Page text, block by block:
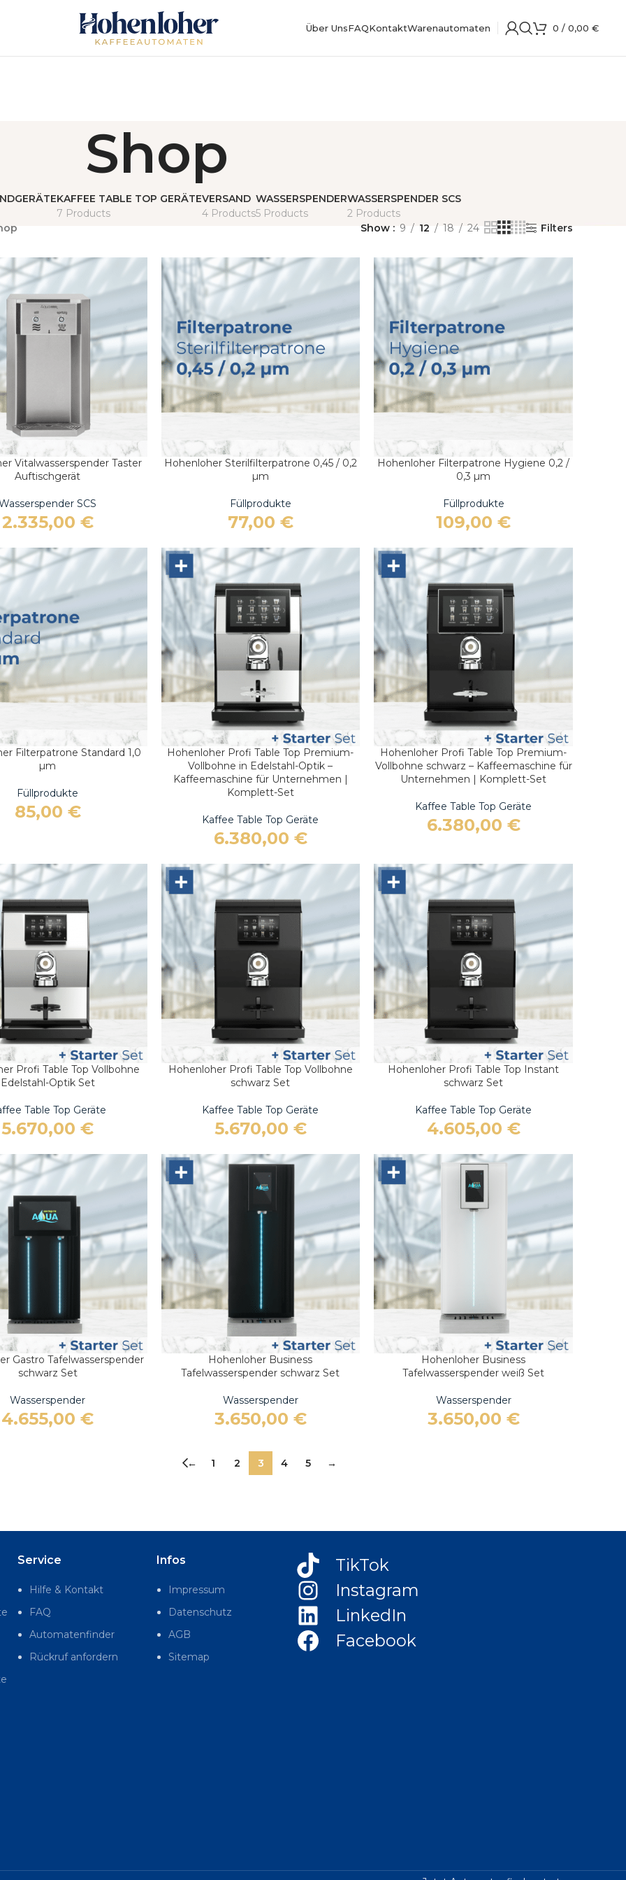
Sie brauchen Hilfe bei der
Auswahl?
Automatenfinder startenDirekt Kontakt aufnehmen
im Überblick
Sie brauchen Hilfe bei der
Auswahl?
Automatenfinder starten Direkt Kontakt
Über UnsFAQKontaktWarenautomaten 0/ 0,00€
Shop
KAFFEE TABLE TOP GERÄTE
7 Products
VERSAND
4 Products
WASSERSPENDER
5 Products
WASSERSPENDER SCS
2 Products
Show 9 12 18 24 Filters
Vitalwasserspender Taster
Auftischgerät
SCS
2.335,00 €
IN DEN WARENKORB
Hohenloher Sterilfilterpatrone 0,45 / 0,2
µm
Füllprodukte
77,00 €
IN DEN WARENKORB
Hohenloher Filterpatrone Hygiene 0,2 /
0,3 µm
Füllprodukte
109,00€
Filterpatrone Standard 1,0
µm
Füllprodukte
85,00 €
IN DEN WARENKORB
Hohenloher Profi Table Top Premium-
Vollbohne in Edelstahl-Optik –
Kaffeemaschine für Unternehmen |
Komplett-Set
Kaffee Table Top Geräte
6.380,00 €
IN DEN WARENKORB
Hohenloher Profi Table Top Premium-
Vollbohne schwarz – Kaffeemaschine für
Unternehmen | Komplett-Set
Kaffee Table Top Geräte
6.380,00 €
Profi Table Top Vollbohne
Edelstahl-Optik Set
Table Top Geräte
5.670,00€
IN DEN WARENKORB
Hohenloher Profi Table Top Vollbohne
schwarz Set
Kaffee Table Top Geräte
5.670,00 €
IN DEN WARENKORB
Hohenloher Profi Table Top Instant
schwarz Set
Kaffee Table Top Geräte
4.605,00 €
Gastro Tafelwasserspender
schwarz Set
Wasserspender
4.655,00€
IN DEN WARENKORB
Hohenloher Business
Tafelwasserspender schwarz Set
Wasserspender
3.650,00 €
IN DEN WARENKORB
Hohenloher Business
Tafelwasserspender weiß Set
Wasserspender
3.650,00 €
← 1 2 3 4 5 →
Service
Hilfe & Kontakt
FAQ
Automatenfinder
Rückruf anfordern
Infos
Impressum
Datenschutz
AGB
Sitemap
TikTok
Instagram
LinkedIn
Facebook